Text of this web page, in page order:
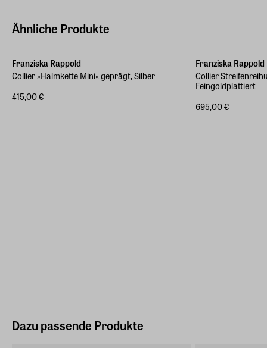
Deutschland (EU)
info@franziska-rappold.de
Ähnliche Produkte
Franziska Rappold
Collier »Halmkette Mini« geprägt, Silber
415,00 €
Franziska Rappold
Collier
Feingoldplattiert
695,00 €
Dazu passende Produkte